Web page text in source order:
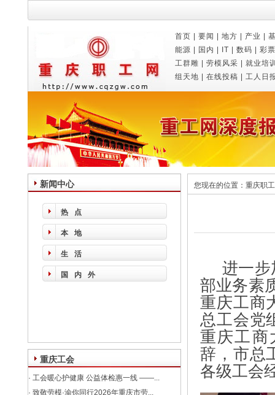
首页 要闻 地方 产业
能源
国内 IT 数码
彩票
工群雕
劳模风采
就业培
组天地
在线投稿 工人日
新闻中心
热点
本地
生活
国内外
重庆工会
· 工会暖心护健康 公益体检惠一线 ——...
· 致敬劳模·渝你同行2026年重庆市劳...
您现在的位置： 重庆职
进一步
部业务素
重庆工商
总工会党
重庆工商
辞，市总
各级工会